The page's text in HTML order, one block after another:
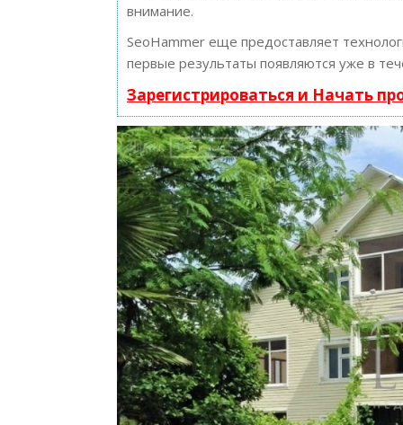
внимание.
SeoHammer еще предоставляет
первые результаты появляются уже в
Зарегистрироваться и Начать